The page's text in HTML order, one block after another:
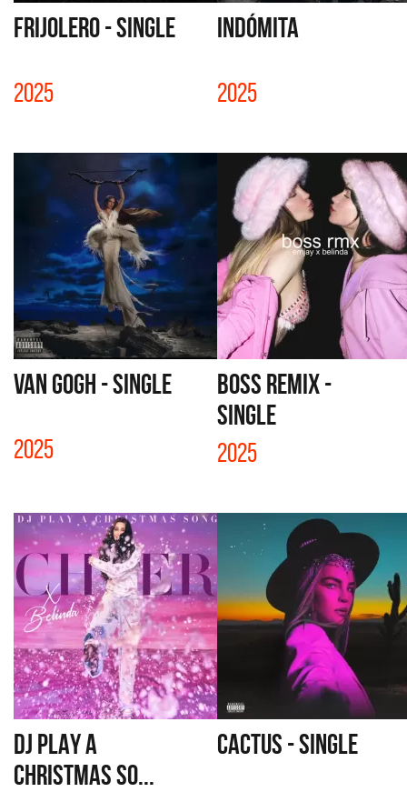
FRIJOLERO - SINGLE
2025
INDÓMITA
2025
VAN GOGH - SINGLE
2025
BOSS REMIX -
SINGLE
2025
DJ PLAY A
CHRISTMAS SO...
CACTUS - SINGLE